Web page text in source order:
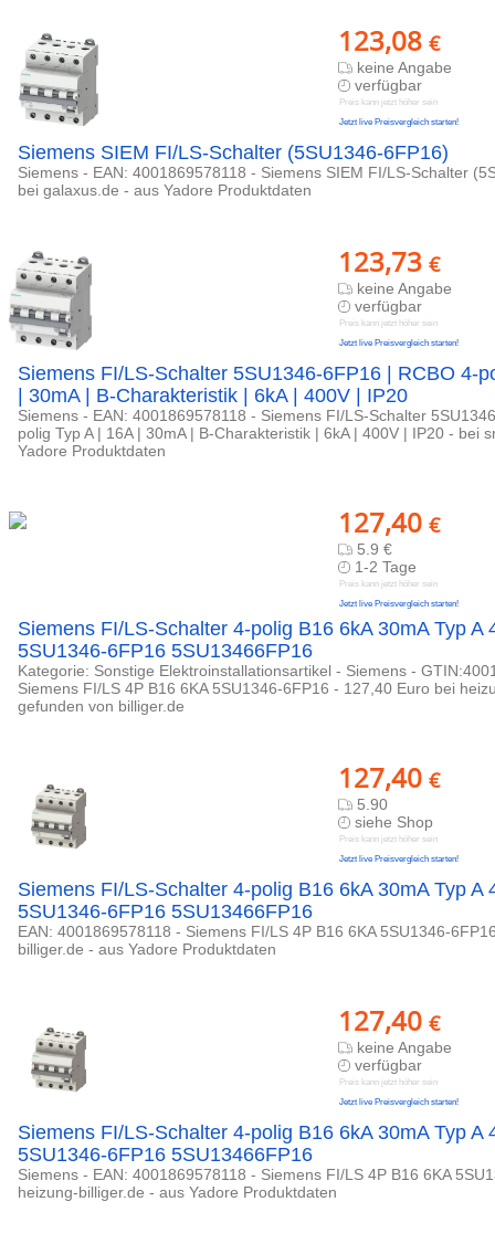
123,08 €
keine Angabe
verfügbar
Preis kann jetzt höher sein
Jetzt live Preisvergleich starten!
Siemens SIEM FI/LS-Schalter (5SU1346-6FP16)
Siemens - EAN: 4001869578118 - Siemens SIEM FI/LS-Schalter
bei galaxus.de - aus Yadore Produktdaten
123,73 €
keine Angabe
verfügbar
Preis kann jetzt höher sein
Jetzt live Preisvergleich starten!
Siemens FI/LS-Schalter 5SU1346-6FP16 | RCBO 4-
| 30mA | B-Charakteristik | 6kA | 400V | IP20
Siemens - EAN: 4001869578118 - Siemens FI/LS-Schalter
polig Typ A | 16A | 30mA | B-Charakteristik | 6kA | 400V | IP20 - bei
Yadore Produktdaten
127,40 €
5.9 €
1-2 Tage
Preis kann jetzt höher sein
Jetzt live Preisvergleich starten!
Siemens FI/LS-Schalter 4-polig B16 6kA 30mA Typ A
5SU1346-6FP16 5SU13466FP16
Kategorie: Sonstige Elektroinstallationsartikel - Siemens -
Siemens FI/LS 4P B16 6KA 5SU1346-6FP16 - 127,40 Euro bei
gefunden von billiger.de
127,40 €
5.90
siehe Shop
Preis kann jetzt höher sein
Jetzt live Preisvergleich starten!
Siemens FI/LS-Schalter 4-polig B16 6kA 30mA Typ A
5SU1346-6FP16 5SU13466FP16
EAN: 4001869578118 - Siemens FI/LS 4P B16 6KA 5SU1346-
billiger.de - aus Yadore Produktdaten
127,40 €
keine Angabe
verfügbar
Preis kann jetzt höher sein
Jetzt live Preisvergleich starten!
Siemens FI/LS-Schalter 4-polig B16 6kA 30mA Typ A
5SU1346-6FP16 5SU13466FP16
Siemens - EAN: 4001869578118 - Siemens FI/LS 4P B16 6KA
heizung-billiger.de - aus Yadore Produktdaten